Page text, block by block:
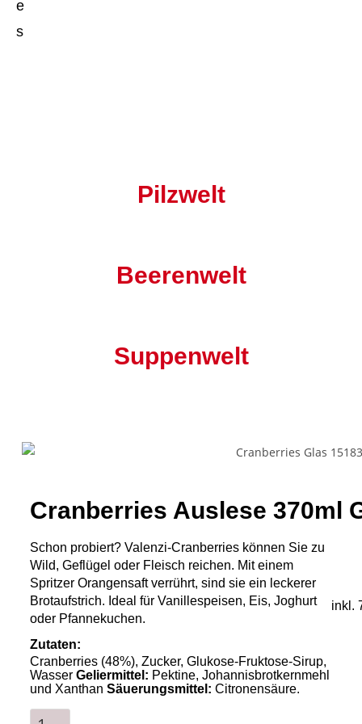
e
s
Pilzwelt
Beerenwelt
Suppenwelt
Cranberries Auslese 370ml
Schon probiert? Valenzi-Cranberries können Sie zu
Wild, Geflügel oder Fleisch reichen. Mit einem
Spritzer Orangensaft verrührt, sind sie ein leckerer
Brotaufstrich. Ideal für Vanillespeisen, Eis, Joghurt
oder Pfannekuchen.
Zutaten:
Cranberries (48%), Zucker, Glukose-Fruktose-Sirup,
Wasser Geliermittel: Pektine, Johannisbrotkernmehl
und Xanthan Säuerungsmittel: Citronensäure.
inkl.